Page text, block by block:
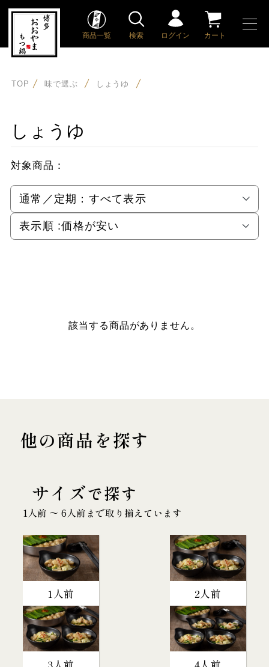
商品一覧 検索 ログイン カート
TOP 味で選ぶ しょうゆ
しょうゆ
対象商品：
通常／定期： すべて表示
表示順 :価格が安い
該当する商品がありません。
他の商品を探す
サイズで探す
1人前 〜 6人前まで取り揃えています
1人前 2人前